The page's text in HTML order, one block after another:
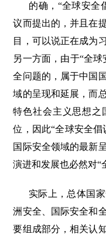
的确，“全球安全
议而提出的，并且在
目，可以说正在成为
另一方面，由于“全
全问题的，属于中国
域的呈现和延展，而
特色社会主义思想之
位，因此“全球安全
国际安全领域的最新
演进和发展也必然对“
实际上，总体国
洲安全、国际安全和
要组成部分，相关认